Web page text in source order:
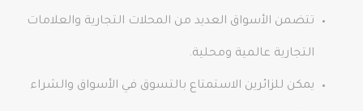
تتضمن الأسواق العديد من المحلات التجارية والعلامات
التجارية عالمية ومحلية.
يمكن للزائرين الاستمتاع بالتسوق في الأسواق والشراء